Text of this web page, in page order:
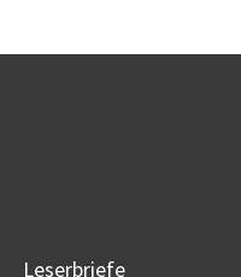
Leserbriefe